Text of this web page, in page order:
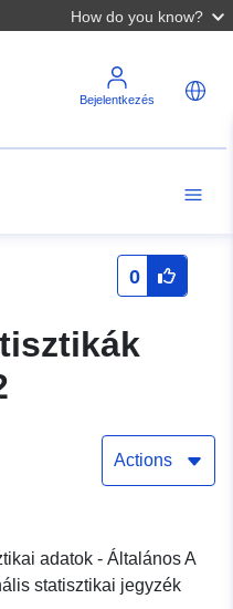
How do you know?
Bejelentkezés
0
Actions
adatok - Általános A
statisztikai jegyzék